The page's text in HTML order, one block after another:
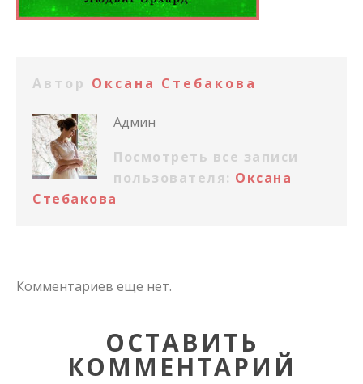
Автор Оксана Стебакова
Админ
Посмотреть все записи
пользователя: Оксана
Стебакова
Комментариев еще нет.
ОСТАВИТЬ
КОММЕНТАРИЙ